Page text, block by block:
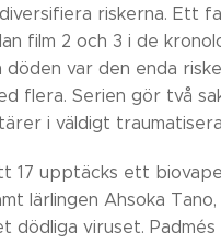
riskerna. Ett
film 2 och 3 i de
döden var den enda
flera. Serien gör två
i väldigt
17 upptäcks ett
lärlingen Ahsoka
dödliga viruset.